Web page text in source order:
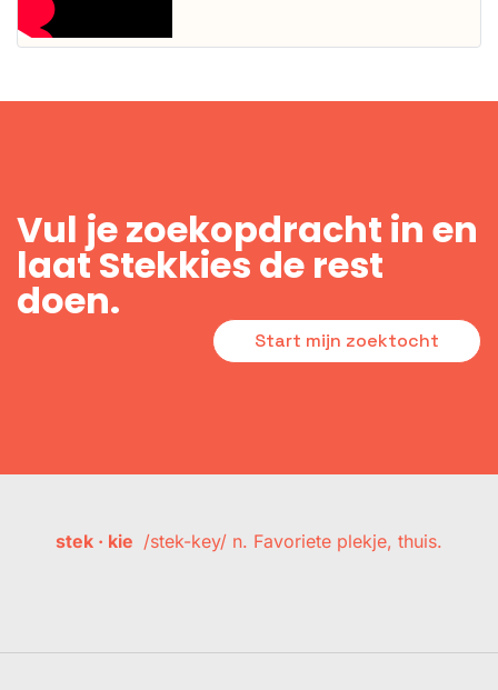
Vul je zoekopdracht in en
laat Stekkies de rest
doen.
Start mijn zoektocht
stek · kie /stek-key/ n. Favoriete plekje, thuis.